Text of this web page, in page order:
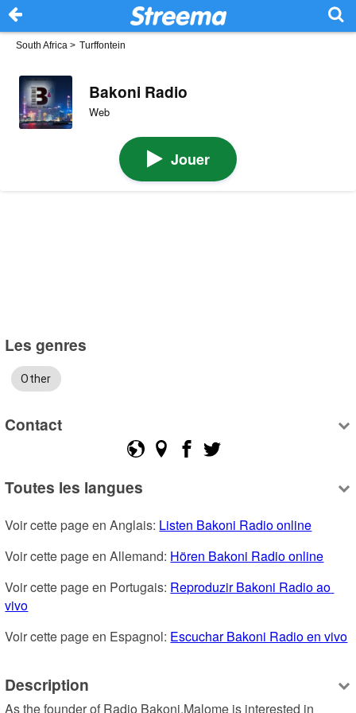
South Africa > Turffontein
Bakoni Radio
Web
Jouer
Les genres
Other
Contact
Toutes les langues
Voir cette page en Anglais: Listen Bakoni Radio online
Voir cette page en Allemand: Hören Bakoni Radio online
Voir cette page en Portugais: Reproduzir Bakoni Radio ao
vivo
Voir cette page en Espagnol: Escuchar Bakoni Radio en vivo
Description
As the founder of Radio Bakoni,Malome is interested in